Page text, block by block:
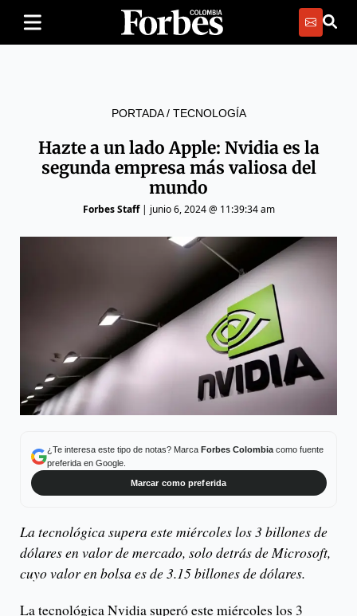
PORTADA/ TECNOLOGÍA
Hazte a un lado Apple: Nvidia es la
segunda empresa más valiosa del
mundo
Forbes Staff| junio 6, 2024 @ 11:39:34 am
¿Te interesa este tipo de notas? Marca Forbes Colombiacomo fuente
preferida en Google.
Marcar como preferida
La tecnológica supera este miércoles los 3 billones de
dólares en valor de mercado, solo detrás de Microsoft,
cuyo valor en bolsa es de 3.15 billones de dólares.
La tecnológica Nvidia superó este miércoles los 3